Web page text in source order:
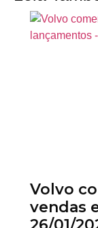
Volvo
vendas